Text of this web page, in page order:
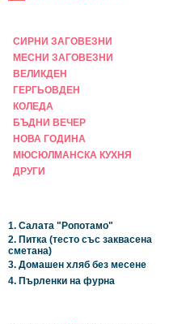
СИРНИ ЗАГОВЕЗНИ
МЕСНИ ЗАГОВЕЗНИ
ВЕЛИКДЕН
ГЕРГЬОВДЕН
КОЛЕДА
БЪДНИ ВЕЧЕР
НОВА ГОДИНА
МЮСЮЛМАНСКА КУХНЯ
ДРУГИ
1. Салата "Ропотамо"
2. Питка (тесто със заквасена
сметана)
3. Домашен хляб без месене
4. Пърленки на фурна